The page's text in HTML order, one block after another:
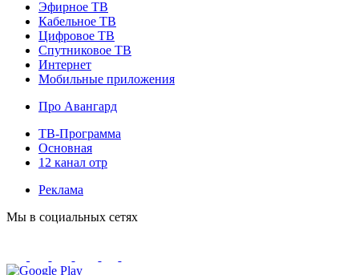
Эфирное ТВ
Кабельное ТВ
Цифровое ТВ
Спутниковое ТВ
Интернет
Мобильные приложения
Про Авангард
ТВ-Программа
Основная
12 канал отр
Реклама
Мы в социальных сетях